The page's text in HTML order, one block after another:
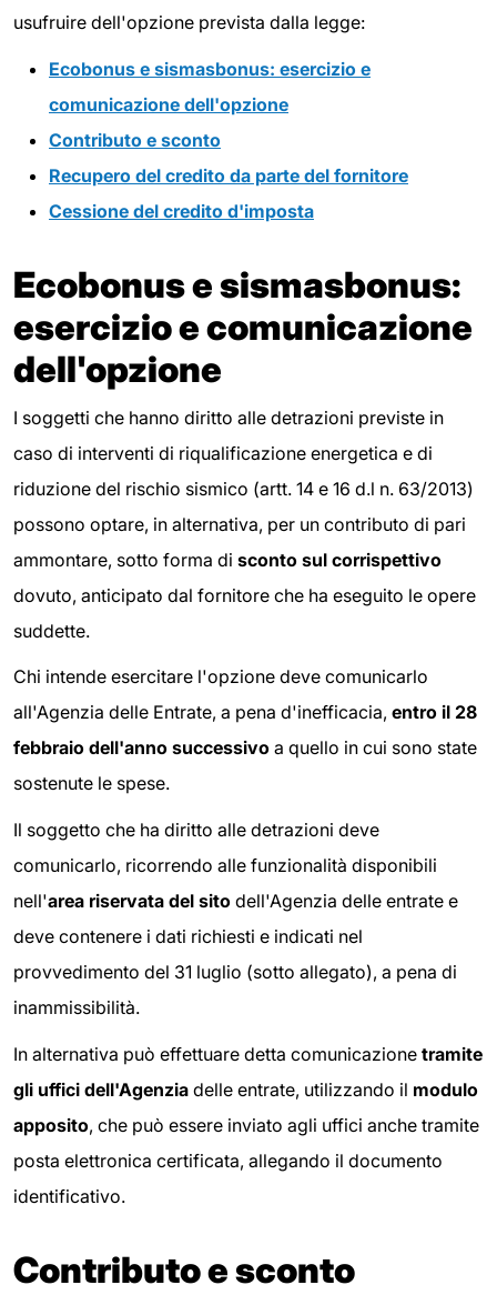
usufruire dell'opzione prevista dalla legge:
Ecobonus e sismasbonus: esercizio e
comunicazione dell'opzione
Contributo e sconto
Recupero del credito da parte del fornitore
Cessione del credito d'imposta
Ecobonus e sismasbonus:
esercizio e comunicazione
dell'opzione
I soggetti che hanno diritto alle detrazioni previste in
caso di interventi di riqualificazione energetica e di
riduzione del rischio sismico (artt. 14 e 16 d.l n. 63/2013)
possono optare, in alternativa, per un contributo di pari
ammontare, sotto forma di sconto sul corrispettivo
dovuto, anticipato dal fornitore che ha eseguito le opere
suddette.
Chi intende esercitare l'opzione deve comunicarlo
all'Agenzia delle Entrate, a pena d'inefficacia, entro il 28
febbraio dell'anno successivo a quello in cui sono state
sostenute le spese.
Il soggetto che ha diritto alle detrazioni deve
comunicarlo, ricorrendo alle funzionalità disponibili
nell'area riservata del sito dell'Agenzia delle entrate e
deve contenere i dati richiesti e indicati nel
provvedimento del 31 luglio (sotto allegato), a pena di
inammissibilità.
In alternativa può effettuare detta comunicazione tramite
gli uffici dell'Agenzia delle entrate, utilizzando il modulo
apposito, che può essere inviato agli uffici anche tramite
posta elettronica certificata, allegando il documento
identificativo.
Contributo e sconto